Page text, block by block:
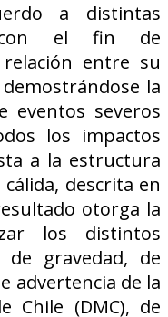
a distintas
con el fin de
entre su
la
eventos severos
los impactos
a la estructura
descrita en
otorga la
los distintos
gravedad, de
advertencia de la
Chile (DMC), de